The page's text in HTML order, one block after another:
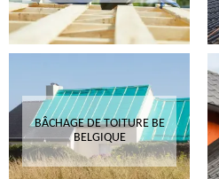
BÂCHAGE DE TOITURE BE
BELGIQUE